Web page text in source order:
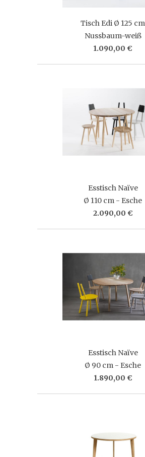
Tisch Edi Ø 125 cm
Nussbaum-weiß
1.090,00 €
Esstisch Naïve
Ø 110 cm - Esche
2.090,00 €
Esstisch Naïve
Ø 90 cm - Esche
1.890,00 €